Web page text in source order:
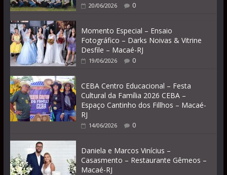
20/06/2026 0
Momento Especial – Ensaio
Fotográfico – Darks Noivas & Vitrine
Desfile – Macaé-RJ
19/06/2026 0
CEBA Centro Educacional – Festa
Cultural da Família 2026 CEBA –
Espaço Cantinho dos Fillhos – Macaé-
RJ
14/06/2026 0
Daniela e Marcos Vinícius –
Casasmento – Restaurante Gêmeos –
Macaé-RJ